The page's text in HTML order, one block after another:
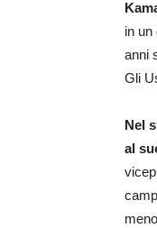
in un
anni
Gli
Nel
al